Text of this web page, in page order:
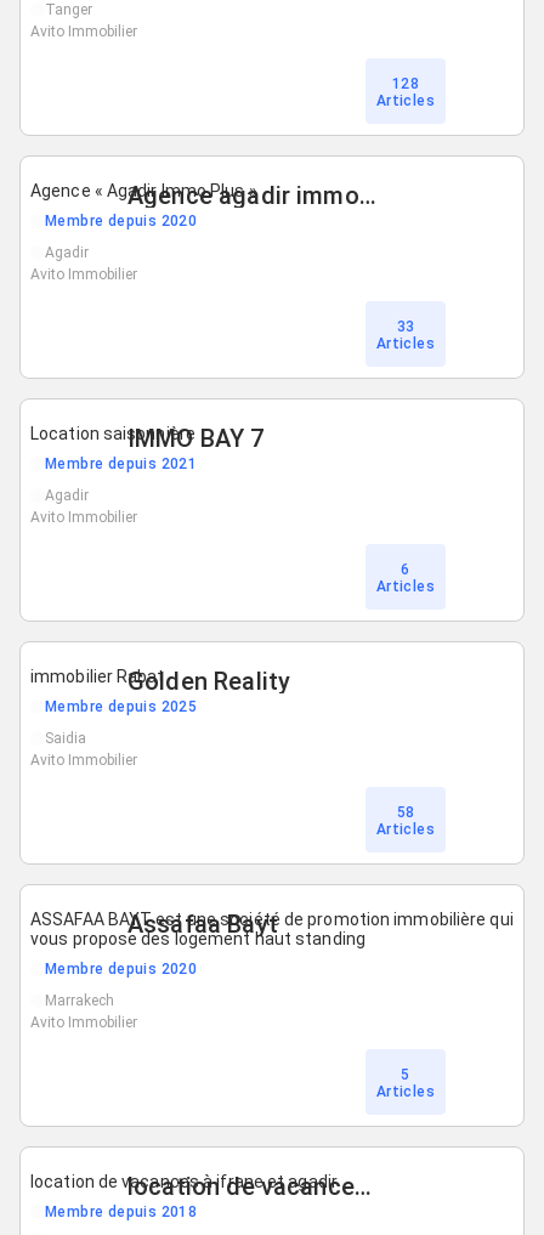
Tanger
Avito Immobilier
128
Articles
Agence agadir immo plus
Agence « Agadir Immo Plus »
Membre depuis 2020
Agadir
Avito Immobilier
33
Articles
IMMO BAY 7
Location saisonnière
Membre depuis 2021
Agadir
Avito Immobilier
6
Articles
Golden Reality
immobilier Rabat
Membre depuis 2025
Saidia
Avito Immobilier
58
Articles
Assafaa Bayt
ASSAFAA BAYT est une société de promotion immobilière qui
vous propose des logement haut standing
Membre depuis 2020
Marrakech
Avito Immobilier
5
Articles
location de vacances à ifrane et Agadir
location de vacances à ifrane et agadir
Membre depuis 2018